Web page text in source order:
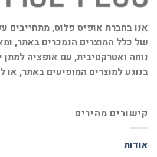
אנו בחברת אופיס פלוס, מתחייבים
של כלל המוצרים הנמכרים באתר,
נוחה ואטרקטיבית, עם אופציה למתן
בנוגע למוצרים המופיעים באתר, או
קישורים מהירים
אודות